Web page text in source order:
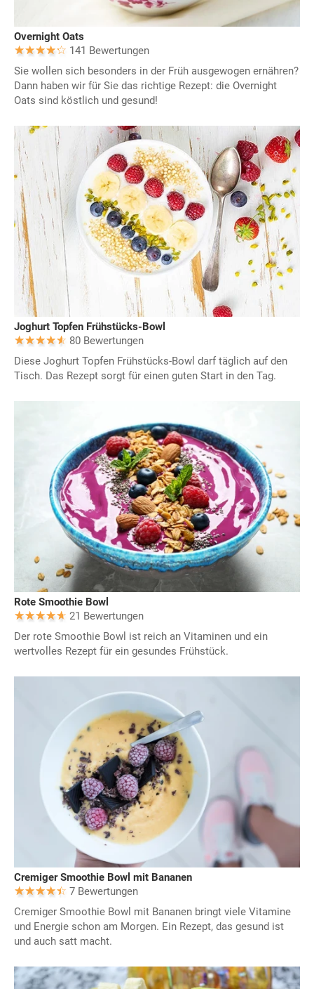
Overnight Oats
141 Bewertungen
Sie wollen sich besonders in der Früh ausgewogen ernähren?
Dann haben wir für Sie das richtige Rezept: die Overnight
Oats sind köstlich und gesund!
Joghurt Topfen Frühstücks-Bowl
80 Bewertungen
Diese Joghurt Topfen Frühstücks-Bowl darf täglich auf den
Tisch. Das Rezept sorgt für einen guten Start in den Tag.
Rote Smoothie Bowl
21 Bewertungen
Der rote Smoothie Bowl ist reich an Vitaminen und ein
wertvolles Rezept für ein gesundes Frühstück.
Cremiger Smoothie Bowl mit Bananen
7 Bewertungen
Cremiger Smoothie Bowl mit Bananen bringt viele Vitamine
und Energie schon am Morgen. Ein Rezept, das gesund ist
und auch satt macht.